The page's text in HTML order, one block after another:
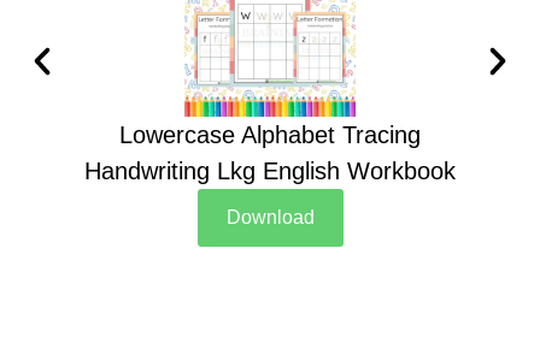
Lowercase Alphabet Tracing
Handwriting Lkg English Workbook
Download